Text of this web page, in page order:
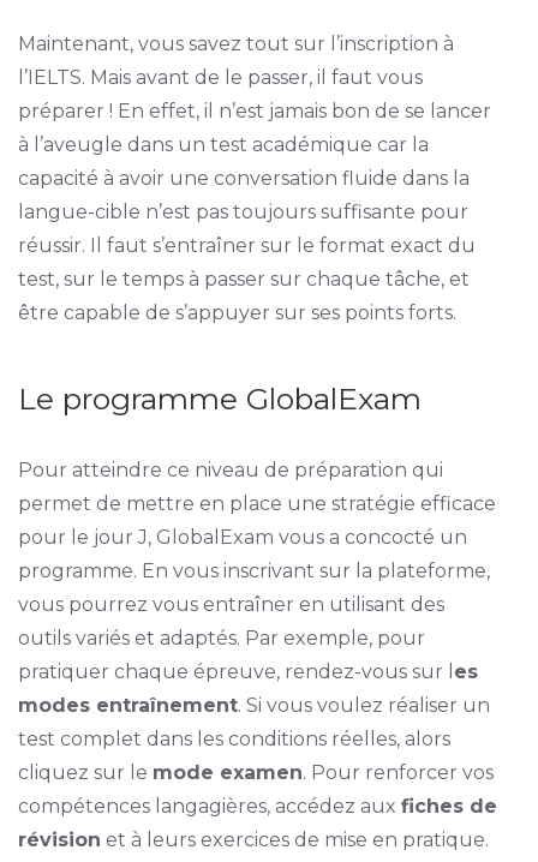
Maintenant, vous savez tout sur l’inscription à
l’IELTS. Mais avant de le passer, il faut vous
préparer ! En effet, il n’est jamais bon de se lancer
à l’aveugle dans un test académique car la
capacité à avoir une conversation fluide dans la
langue-cible n’est pas toujours suffisante pour
réussir. Il faut s’entraîner sur le format exact du
test, sur le temps à passer sur chaque tâche, et
être capable de s’appuyer sur ses points forts.
Le programme GlobalExam
Pour atteindre ce niveau de préparation qui
permet de mettre en place une stratégie efficace
pour le jour J, GlobalExam vous a concocté un
programme. En vous inscrivant sur la plateforme,
vous pourrez vous entraîner en utilisant des
outils variés et adaptés. Par exemple, pour
pratiquer chaque épreuve, rendez-vous sur l es
modes entraînement. Si vous voulez réaliser un
test complet dans les conditions réelles, alors
cliquez sur le mode examen. Pour renforcer vos
compétences langagières, accédez aux fiches de
révision et à leurs exercices de mise en pratique.